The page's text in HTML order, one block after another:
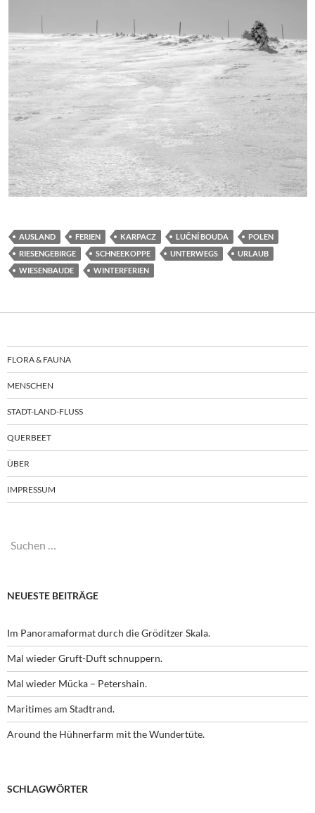
AUSLAND FERIEN KARPACZ LUČNÍ BOUDA
POLEN
RIESENGEBIRGE
SCHNEEKOPPE UNTERWEGS
URLAUB
WIESENBAUDE
WINTERFERIEN
FLORA & FAUNA
MENSCHEN
STADT-LAND-FLUSS
QUERBEET
ÜBER
IMPRESSUM
Suchen
NEUESTE BEITRÄGE
Im Panoramaformat durch die Gröditzer Skala.
Mal wieder Gruft-Duft schnuppern.
Mal wieder Mücka – Petershain.
Maritimes am Stadtrand.
Around the Hühnerfarm mit the Wundertüte.
SCHLAGWÖRTER